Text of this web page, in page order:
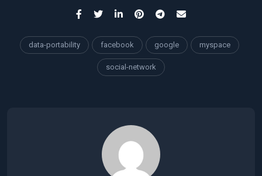
data-portability facebook google myspace
social-network